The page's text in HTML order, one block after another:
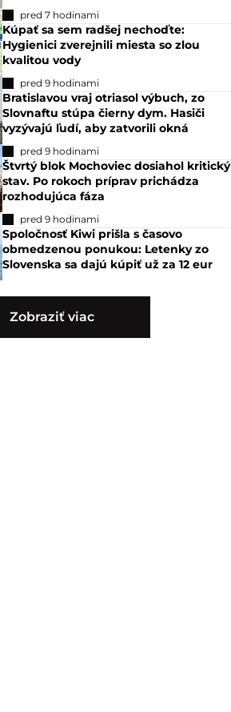
pred 7 hodinami
Kúpať sa sem radšej nechoďte:
Hygienici zverejnili miesta so zlou
kvalitou vody
pred 9 hodinami
Bratislavou vraj otriasol výbuch, zo
Slovnaftu stúpa čierny dym. Hasiči
vyzývajú ľudí, aby zatvorili okná
pred 9 hodinami
Štvrtý blok Mochoviec dosiahol kritický
stav. Po rokoch príprav prichádza
rozhodujúca fáza
pred 9 hodinami
Spoločnosť Kiwi prišla s časovo
obmedzenou ponukou: Letenky zo
Slovenska sa dajú kúpiť už za 12 eur
Zobraziť viac